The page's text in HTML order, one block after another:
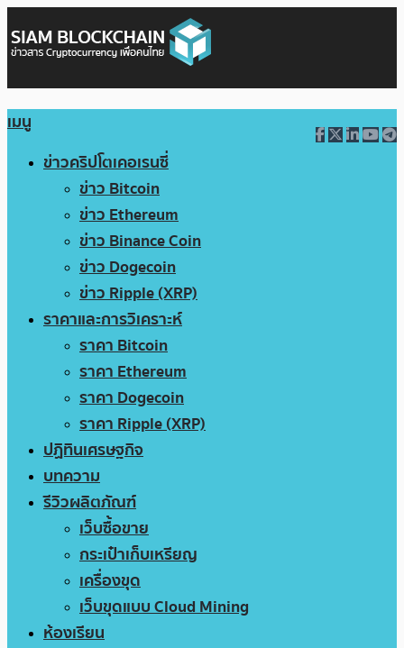
เมนู
ข่าวคริปโตเคอเรนซี่
ข่าว Bitcoin
ข่าว Ethereum
ข่าว Binance Coin
ข่าว Dogecoin
ข่าว Ripple (XRP)
ราคาและการวิเคราะห์
ราคา Bitcoin
ราคา Ethereum
ราคา Dogecoin
ราคา Ripple (XRP)
ปฏิทินเศรษฐกิจ
บทความ
รีวิวผลิตภัณฑ์
เว็บซื้อขาย
กระเป๋าเก็บเหรียญ
เครื่องขุด
เว็บขุดแบบ Cloud Mining
ห้องเรียน